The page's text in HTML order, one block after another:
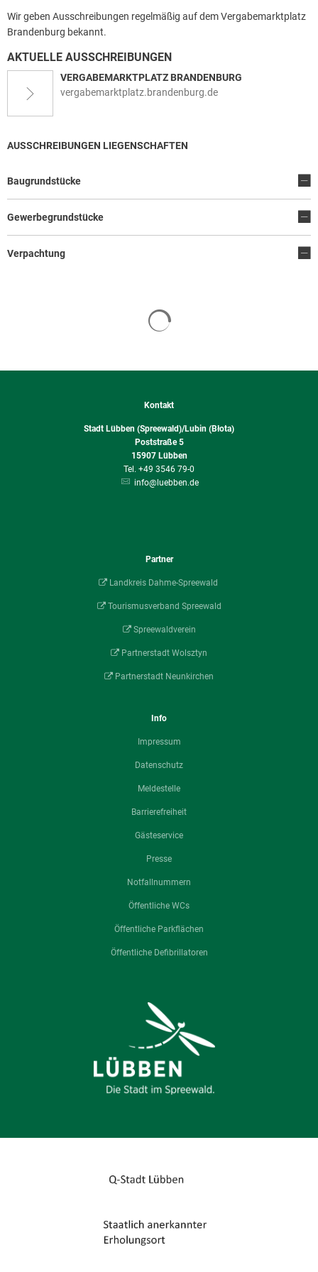
Wir geben Ausschreibungen regelmäßig auf dem Vergabemarktplatz
Brandenburg bekannt.
AKTUELLE AUSSCHREIBUNGEN
VERGABEMARKTPLATZ BRANDENBURG
vergabemarktplatz.brandenburg.de
AUSSCHREIBUNGEN LIEGENSCHAFTEN
Baugrundstücke
Gewerbegrundstücke
Verpachtung
Kontakt
Stadt Lübben (Spreewald)/Lubin (Błota)
Poststraße 5
15907 Lübben
+49 3546 79-0
info@luebben.de
Partner
Landkreis Dahme-Spreewald
Tourismusverband Spreewald
Spreewaldverein
Partnerstadt Wolsztyn
Partnerstadt Neunkirchen
Info
Impressum
Datenschutz
Meldestelle
Barrierefreiheit
Gästeservice
Presse
Notfallnummern
Öffentliche WCs
Öffentliche Parkflächen
Öffentliche Defibrillatoren